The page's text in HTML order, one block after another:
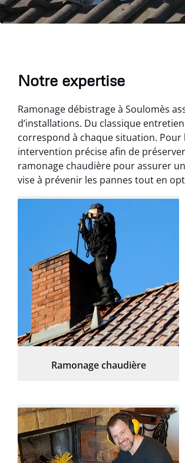
Notre expertise
Ramonage débistrage à Soulomès
d’installations. Du classique
correspond à chaque situation.
intervention précise afin de
ramonage chaudière pour assurer
vise à prévenir les pannes tout en
Ramonage chaudière